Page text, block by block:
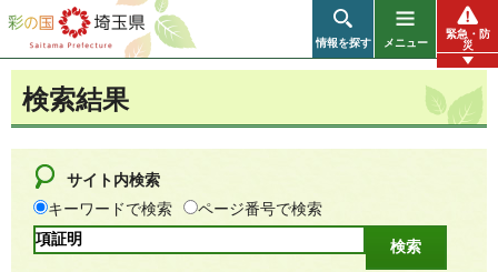
彩の国 埼玉県
情報を探す メニュー
緊急・防
災
検索結果
サイト内検索
キーワードで検索
ページ番号で検索